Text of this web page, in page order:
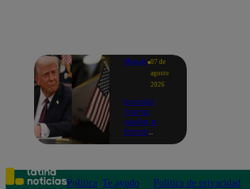
Mundo 07 de
agosto
2026
Donald
Trump
vuelve a
firmar
parto' pese
a fallo de
Política Te ayudo
Política de privacidad